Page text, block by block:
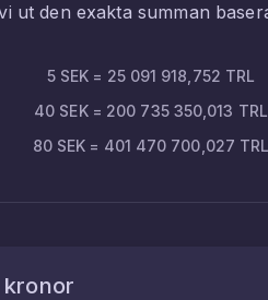
ut den exakta summan
5 SEK = 25 091 918,752 TRL
40 SEK= 200 735 350,013 TRL
80 SEK = 401 470 700,027 TRL